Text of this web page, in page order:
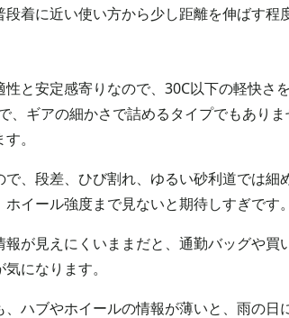
着に近い使い方から少し距離を伸ばす程
と安定感寄りなので、30C以下の軽快さ
、ギアの細かさで詰めるタイプでもあり
。
、段差、ひび割れ、ゆるい砂利道では
イール強度まで見ないと期待しすぎです。
が見えにくいままだと、通勤バッグや
になります。
ハブやホイールの情報が薄いと、雨の